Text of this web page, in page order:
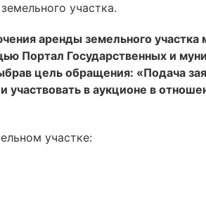
участка.
аренды земельного
Портал Государственных и
цель обращения: «Подача
в аукционе в
участке: